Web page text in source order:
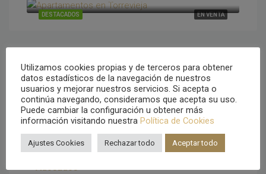
EN VENTA
DESTACADOS
Tipo de propiedad
Villa
Apartamentos
Residencial
Adosados
Utilizamos cookies propias y de terceros para obtener
datos estadísticos de la navegación de nuestros
usuarios y mejorar nuestros servicios. Si acepta o
continúa navegando, consideramos que acepta su uso.
Puede cambiar la configuración u obtener más
información visitando nuestra Política de Cookies
Ajustes Cookies Rechazar todo Aceptar todo